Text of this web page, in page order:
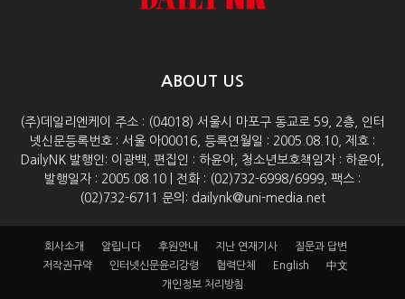
ABOUT US
(주)데일리엔케이 주소 : (04018) 서울시 마포구 동교로 59, 2층, 인터
넷신문등록번호 : 서울 아00016, 등록연월일 : 2005.08.10, 제호 :
DailyNK 발행인: 이광백, 편집인 : 하윤아, 청소년보호책임자 : 하윤아,
발행일자 : 2005.08.10 | 전화 : (02)732-6998/6999, 팩스 :
(02)732-6711 문의: dailynk@uni-media.net
회사소개 알립니다 후원안내 지난 연재기사
질문과 답변
저작권규약
인터넷신문윤리강령 협력단체 English
中文
개인정보 처리방침